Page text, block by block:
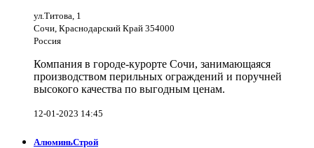
ул.Титова, 1
Сочи, Краснодарский Край 354000
Россия
Компания в городе-курорте Сочи, занимающаяся
производством перильных ограждений и поручней
высокого качества по выгодным ценам.
12-01-2023 14:45
АлюминьСтрой